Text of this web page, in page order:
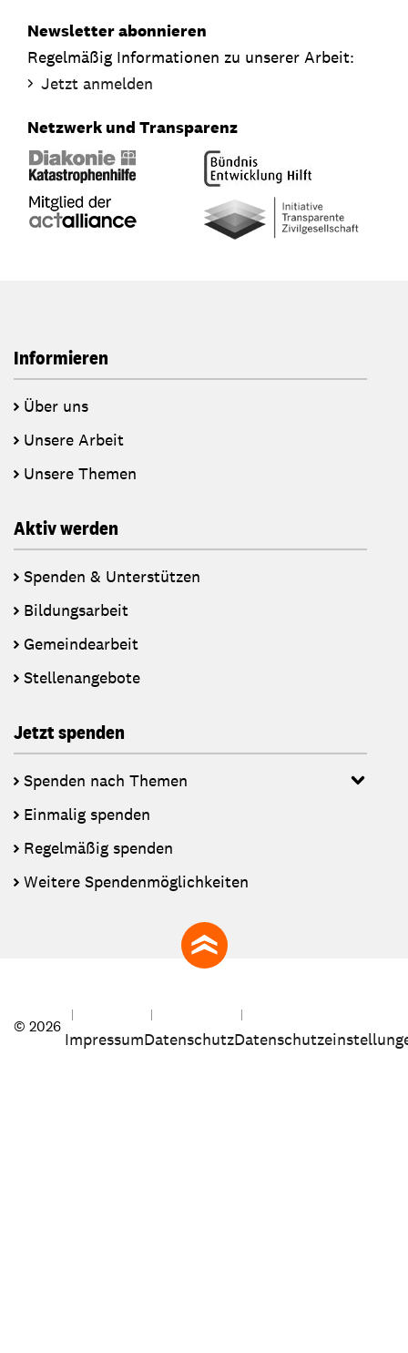
Newsletter abonnieren
Regelmäßig Informationen zu unserer Arbeit:
Jetzt anmelden
Netzwerk und Transparenz
Informieren
Über uns
Unsere Arbeit
Unsere Themen
Aktiv werden
Spenden & Unterstützen
Bildungsarbeit
Gemeindearbeit
Stellenangebote
Jetzt spenden
Spenden nach Themen
Einmalig spenden
Regelmäßig spenden
Weitere Spendenmöglichkeiten
zum Seitenanfang
© 2026
ImpressumDatenschutz